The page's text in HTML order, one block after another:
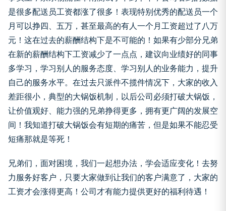
是很多配送员工资都涨了很多！表现特别优秀的配送员一个
月可以挣四、五万，甚至最高的有人一个月工资超过了八万
元！这在过去的薪酬结构下是不可能的！如果有少部分兄弟
在新的薪酬结构下工资减少了一点点，建议向业绩好的同事
多学习，学习别人的服务态度、学习别人的业务能力，提升
自己的服务水平。在过去只派件不揽件情况下，大家的收入
差距很小，典型的大锅饭机制，以后公司必须打破大锅饭，
让价值观好、能力强的兄弟挣得更多，拥有更广阔的发展空
间！我知道打破大锅饭会有短期的痛苦，但是如果不能忍受
短痛那就是等死！
兄弟们，面对困境，我们一起想办法，学会适应变化！去努
力服务好客户，只要大家做到让我们的客户满意了，大家的
工资才会涨得更高！公司才有能力提供更好的福利待遇！